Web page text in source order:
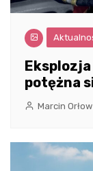
potężna
Marcin